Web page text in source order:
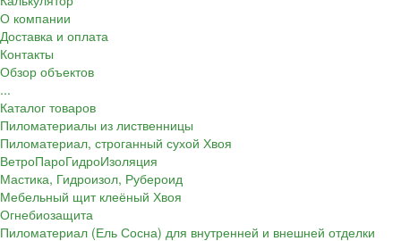
О компании
Доставка и оплата
Контакты
Обзор объектов
...
Каталог товаров
Пиломатериалы из лиственницы
Пиломатериал, строганный сухой Хвоя
ВетроПароГидроИзоляция
Мастика, Гидроизол, Рубероид
Мебельный щит клеёный Хвоя
Огнебиозащита
Пиломатериал (Ель Сосна) для внутренней и внешней отделки